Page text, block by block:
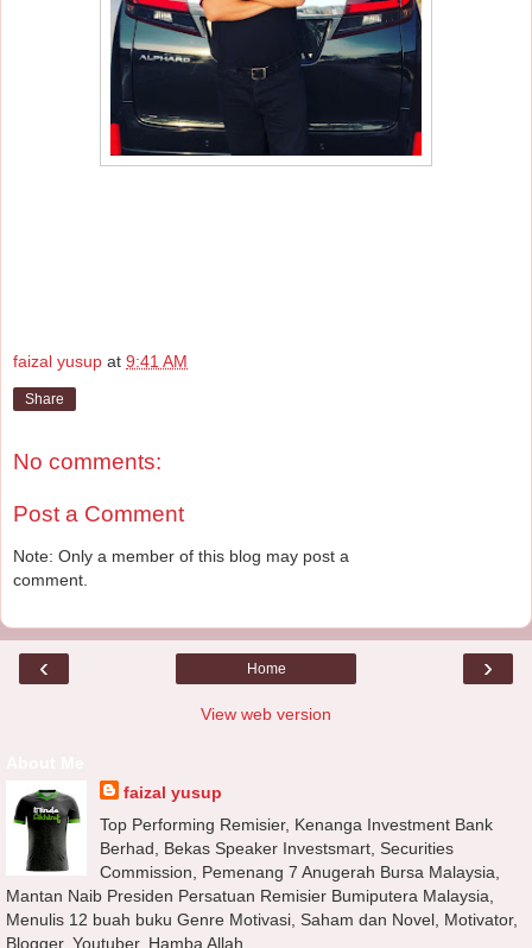
faizal yusup at 9:41 AM
Share
No comments:
Post a Comment
Note: Only a member of this blog may post a
comment.
‹ ›
Home
View web version
faizal yusup
Top Performing Remisier, Kenanga Investment Bank
Berhad, Bekas Speaker Investsmart, Securities
Commission, Pemenang 7 Anugerah Bursa Malaysia,
Mantan Naib Presiden Persatuan Remisier Bumiputera Malaysia,
Menulis 12 buah buku Genre Motivasi, Saham dan Novel, Motivator,
Blogger, Youtuber, Hamba Allah.